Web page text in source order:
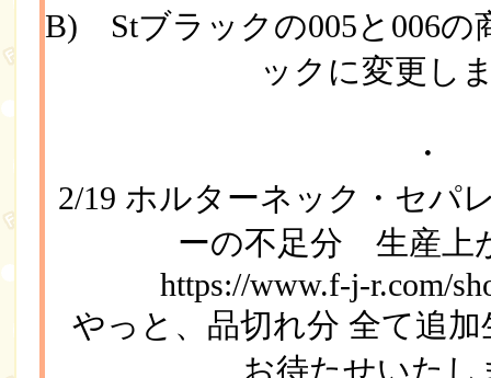
B) Stブラックの005と006の
ックに変更し
・
2/19 ホルターネック・セパ
ーの不足分 生産上
https://www.f-j-r.com/
やっと、品切れ分 全て追
お待たせいたし